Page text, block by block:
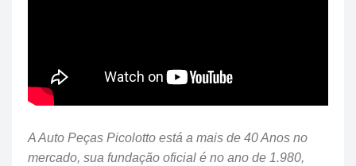
A Auto Peças Picolotto está a mais de 40 Anos no
mercado, sua fundação oficial é no ano de 1.980,